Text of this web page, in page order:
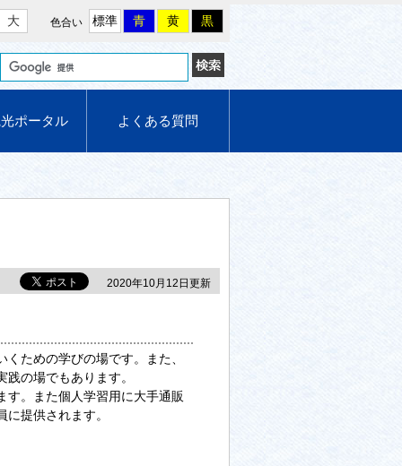
ポータル よくある質問
大 色合い 標準 青 黄 黒
2020年10月12日更新
ための学びの場です。また、
の場でもあります。
す。また個人学習用に大手通販
提供されます。